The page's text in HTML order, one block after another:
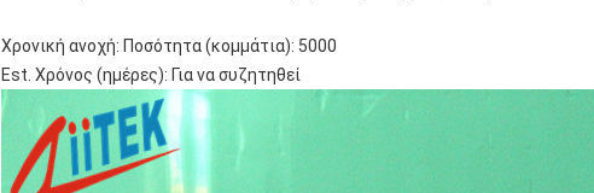
Χρονική ανοχή: Ποσότητα (κομμάτια): 5000
Est. Χρόνος (ημέρες): Για να συζητηθεί